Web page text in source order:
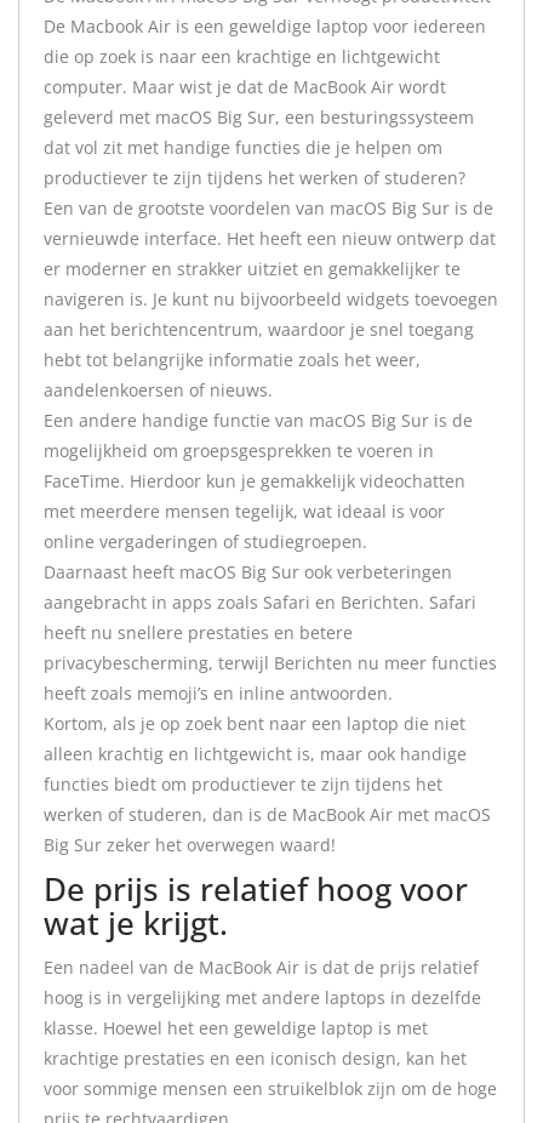
De Macbook Air is een geweldige laptop voor iedereen
die op zoek is naar een krachtige en lichtgewicht
computer. Maar wist je dat de MacBook Air wordt
geleverd met macOS Big Sur, een besturingssysteem
dat vol zit met handige functies die je helpen om
productiever te zijn tijdens het werken of studeren?
Een van de grootste voordelen van macOS Big Sur is de
vernieuwde interface. Het heeft een nieuw ontwerp dat
er moderner en strakker uitziet en gemakkelijker te
navigeren is. Je kunt nu bijvoorbeeld widgets toevoegen
aan het berichtencentrum, waardoor je snel toegang
hebt tot belangrijke informatie zoals het weer,
aandelenkoersen of nieuws.
Een andere handige functie van macOS Big Sur is de
mogelijkheid om groepsgesprekken te voeren in
FaceTime. Hierdoor kun je gemakkelijk videochatten
met meerdere mensen tegelijk, wat ideaal is voor
online vergaderingen of studiegroepen.
Daarnaast heeft macOS Big Sur ook verbeteringen
aangebracht in apps zoals Safari en Berichten. Safari
heeft nu snellere prestaties en betere
privacybescherming, terwijl Berichten nu meer functies
heeft zoals memoji’s en inline antwoorden.
Kortom, als je op zoek bent naar een laptop die niet
alleen krachtig en lichtgewicht is, maar ook handige
functies biedt om productiever te zijn tijdens het
werken of studeren, dan is de MacBook Air met macOS
Big Sur zeker het overwegen waard!
De prijs is relatief hoog voor
wat je krijgt.
Een nadeel van de MacBook Air is dat de prijs relatief
hoog is in vergelijking met andere laptops in dezelfde
klasse. Hoewel het een geweldige laptop is met
krachtige prestaties en een iconisch design, kan het
voor sommige mensen een struikelblok zijn om de hoge